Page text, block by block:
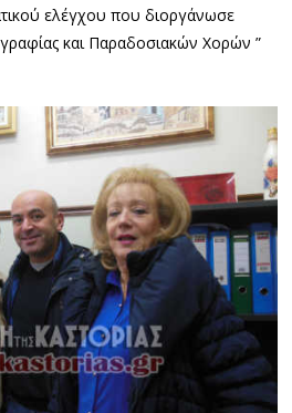
ελέγχου που διοργάνωσε
και Παραδοσιακών Χορών ”